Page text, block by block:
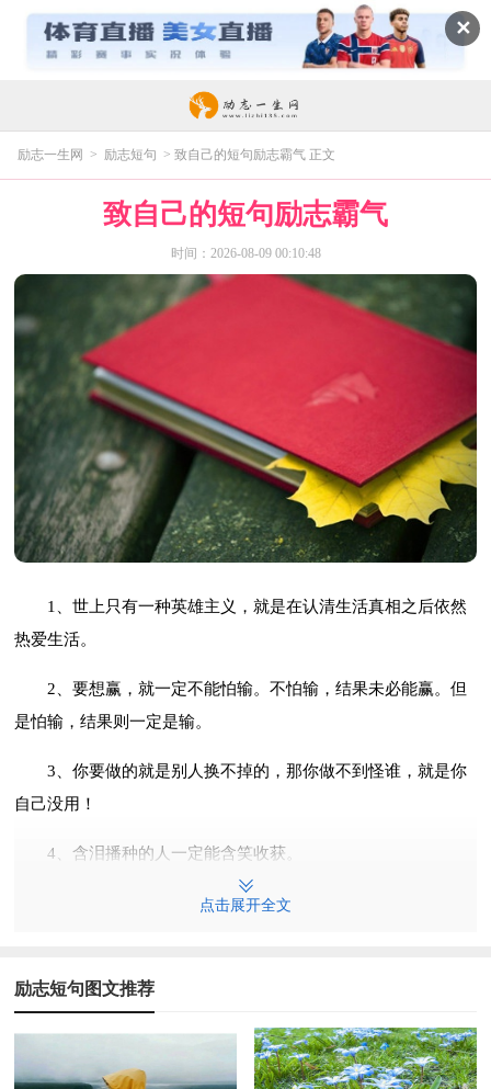
✕
励志一生网 > 励志短句 > 致自己的短句励志霸气 正文
致自己的短句励志霸气
时间：2026-08-09 00:10:48
1、世上只有一种英雄主义，就是在认清生活真相之后依然
热爱生活。
2、要想赢，就一定不能怕输。不怕输，结果未必能赢。但
是怕输，结果则一定是输。
3、你要做的就是别人换不掉的，那你做不到怪谁，就是你
自己没用！
4、含泪播种的人一定能含笑收获。
5、不要等待机会，而要创造机会。
顶，或者坠落到崖底。有人想逆天改命，但成功的几率，与中彩
一样，但有了毅力，终有那么一天，前方，不再是灰色的雾。
7、进步和成长的过程总是有许多的困难与坎坷的。有时我
点击展开全文
励志短句图文推荐